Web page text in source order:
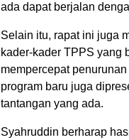
ada dapat berjalan
Selain itu, rapat ini juga
kader-kader TPPS yang
mempercepat
program baru juga
tantangan yang ada.
Syahruddin berharap